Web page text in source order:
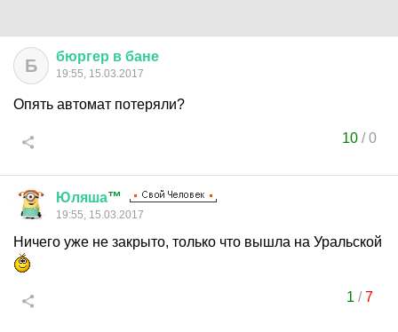
Б бюргер в бане
19:55, 15.03.2017
Опять автомат потеряли?
10 /0
Юляша™
19:55, 15.03.2017
Ничего уже не закрыто, только что вышла на Уральской
1 /7